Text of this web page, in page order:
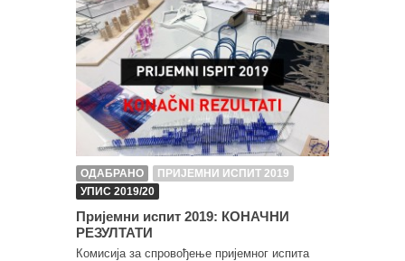
ОДАБРАНО
ПРИЈЕМНИ ИСПИТ 2019
УПИС 2019/20
Пријемни испит 2019: КОНАЧНИ
РЕЗУЛТАТИ
Комисија за спровођење пријемног испита